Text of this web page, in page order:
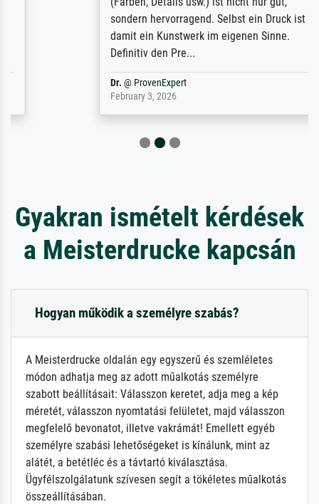
sondern hervorragend. Selbst ein Druck ist
damit ein Kunstwerk im eigenen Sinne.
Definitiv den Pre...
ProvenExpert
February 3, 2026
Gyakran ismételt kérdések
a Meisterdrucke kapcsán
Hogyan működik a személyre szabás?
A Meisterdrucke oldalán egy egyszerű és szemléletes
módon adhatja meg az adott műalkotás személyre
szabott beállításait: Válasszon keretet, adja meg a kép
méretét, válasszon nyomtatási felületet, majd válasszon
megfelelő bevonatot, illetve vakrámát! Emellett egyéb
személyre szabási lehetőségeket is kínálunk, mint az
alátét, a betétléc és a távtartó kiválasztása.
Ügyfélszolgálatunk szívesen segít a tökéletes műalkotás
összeállításában.